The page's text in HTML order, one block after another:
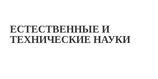
ЕСТЕСТВЕННЫЕ И
ТЕХНИЧЕСКИЕ НАУКИ